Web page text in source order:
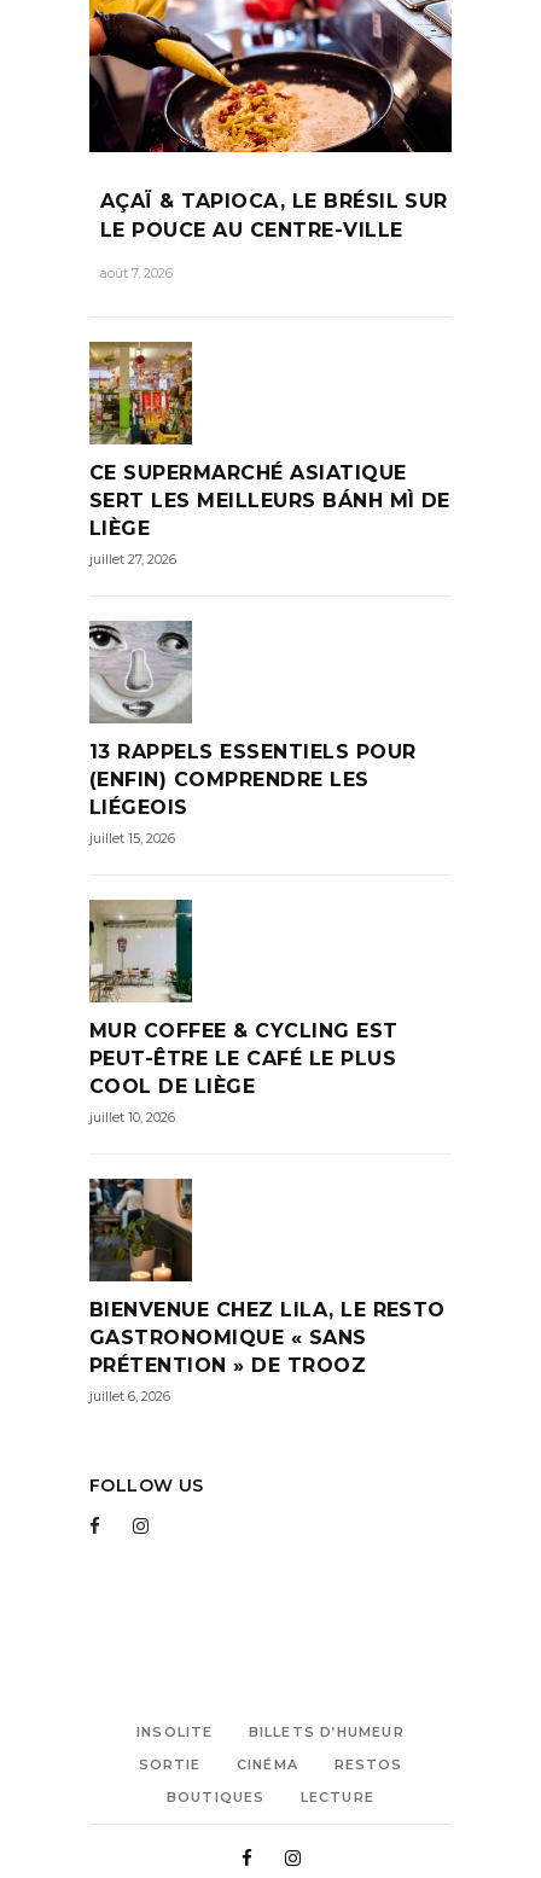
AÇAÏ & TAPIOCA, LE BRÉSIL SUR
LE POUCE AU CENTRE-VILLE
août 7, 2026
CE SUPERMARCHÉ ASIATIQUE
SERT LES MEILLEURS BÁNH MÌ DE
LIÈGE
juillet 27, 2026
13 RAPPELS ESSENTIELS POUR
(ENFIN) COMPRENDRE LES
LIÉGEOIS
juillet 15, 2026
MUR COFFEE & CYCLING EST
PEUT-ÊTRE LE CAFÉ LE PLUS
COOL DE LIÈGE
juillet 10, 2026
BIENVENUE CHEZ LILA, LE RESTO
GASTRONOMIQUE « SANS
PRÉTENTION » DE TROOZ
juillet 6, 2026
FOLLOW US
INSOLITE
BILLETS D’HUMEUR
SORTIE
CINÉMA
RESTOS
BOUTIQUES
LECTURE